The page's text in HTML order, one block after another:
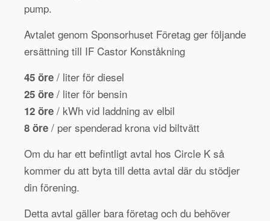
pump.
Avtalet genom Sponsorhuset Företag ger följande
ersättning till IF Castor Konståkning
45 öre / liter för diesel
25 öre / liter för bensin
12 öre / kWh vid laddning av elbil
8 öre / per spenderad krona vid biltvätt
Om du har ett befintligt avtal hos Circle K så
kommer du att byta till detta avtal där du stödjer
din förening.
Detta avtal gäller bara företag och du behöver